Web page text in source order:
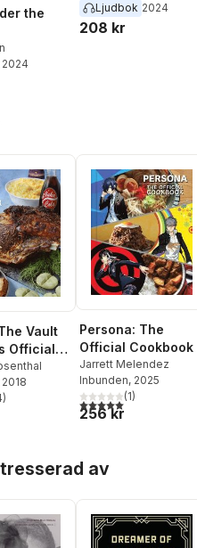
the
2024
Ljudbok 2024
208 kr
Vault
Official
2018
Totalt antal röster:
)
Persona: The
Official Cookbook
Jarrett Melendez
Inbunden, 2025
5,0utav 5 stjärnor.
(1)
256 kr
av